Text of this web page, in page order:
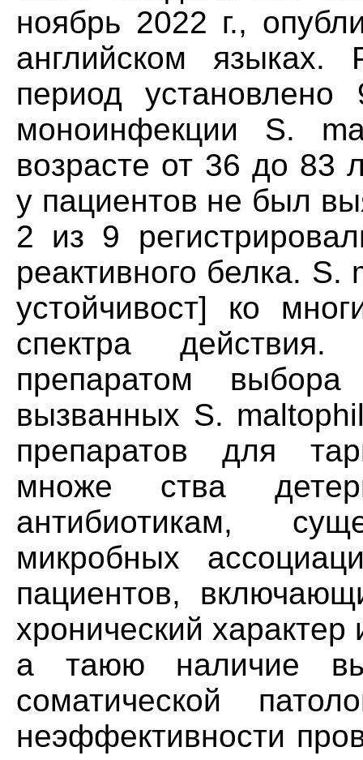
ноябрь 2022 г.,
английском языках.
период установлено
моноинфекции S.
возрасте от 36 до 83
у пациентов не был
2 из 9
реактивного белка.
устойчивост] ко
спектра действия.
препаратом
вызванных S.
препаратов для
множе ства
антибиотикам,
микробных
пациентов,
хронический
а таюю наличие
соматической
неэффективности